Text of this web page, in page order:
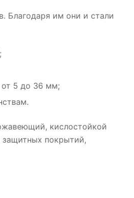
Благодаря им они и стали
от 5 до 36 мм;
кислостойкой
защитных покрытий,